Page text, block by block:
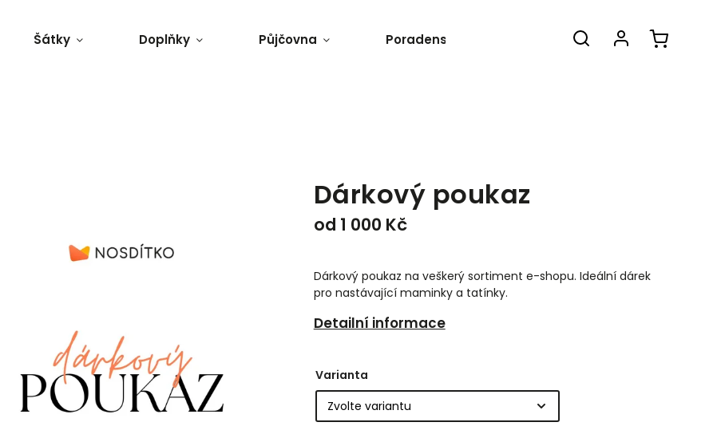
Šátky Doplňky Půjčovna Poradenství O nás
Dárkový poukaz
od 1 000 Kč
Dárkový poukaz na veškerý sortiment e-shopu. Ideální dárek
pro nastávající maminky a tatínky.
Detailní informace
Varianta